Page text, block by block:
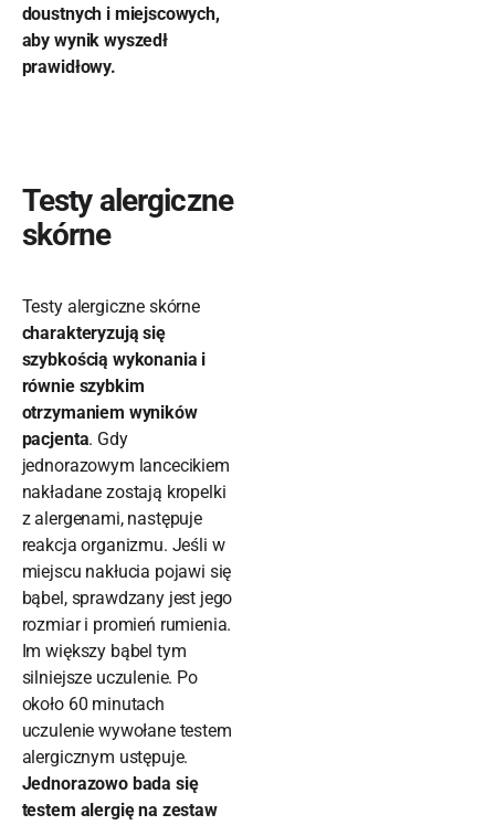
doustnych i miejscowych,
aby wynik wyszedł
prawidłowy.
Testy alergiczne
skórne
Testy alergiczne skórne
charakteryzują się
szybkością wykonania i
równie szybkim
otrzymaniem wyników
pacjenta. Gdy
jednorazowym lancecikiem
nakładane zostają kropelki
z alergenami, następuje
reakcja organizmu. Jeśli w
miejscu nakłucia pojawi się
bąbel, sprawdzany jest jego
rozmiar i promień rumienia.
Im większy bąbel tym
silniejsze uczulenie. Po
około 60 minutach
uczulenie wywołane testem
alergicznym ustępuje.
Jednorazowo bada się
testem alergię na zestaw